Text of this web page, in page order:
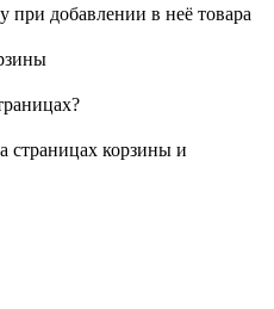
добавлении в неё товара
?
страницах корзины и